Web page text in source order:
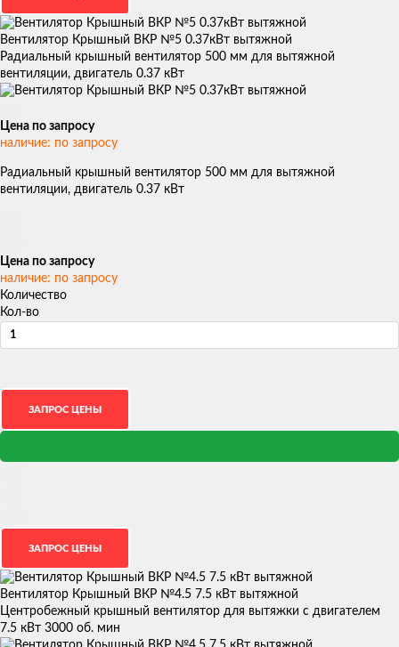
Вентилятор Крышный ВКР №5 0.37кВт вытяжной
Радиальный крышный вентилятор 500 мм для вытяжной
вентиляции, двигатель 0.37 кВт
Цена по запросу
наличие: по запросу
Радиальный крышный вентилятор 500 мм для вытяжной
вентиляции, двигатель 0.37 кВт
Цена по запросу
наличие: по запросу
Количество
Кол-во
Вентилятор Крышный ВКР №4.5 7.5 кВт вытяжной
Центробежный крышный вентилятор для вытяжки с двигателем
7.5 кВт 3000 об. мин